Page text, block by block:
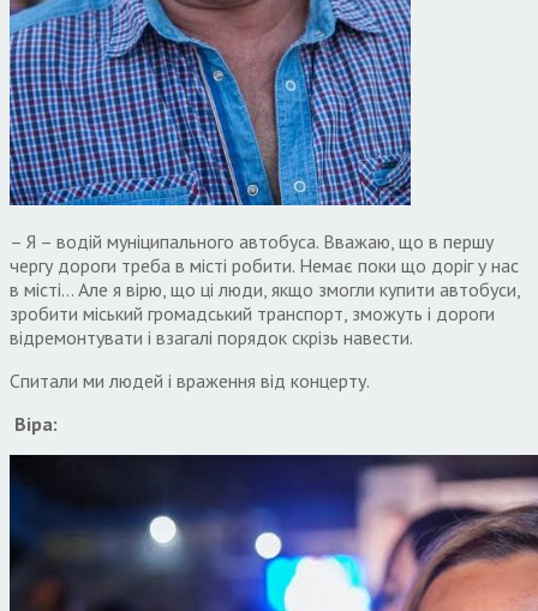
– Я – водій муніципального автобуса. Вважаю, що в першу
чергу дороги треба в місті робити. Немає поки що доріг у нас
в місті… Але я вірю, що ці люди, якщо змогли купити автобуси,
зробити міський громадський транспорт, зможуть і дороги
відремонтувати і взагалі порядок скрізь навести.
Спитали ми людей і враження від концерту.
Віра: